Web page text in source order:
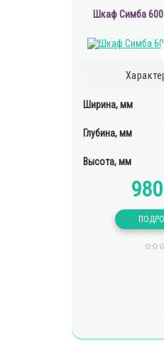
Шкаф Симба
Ширина, мм
Глубина, мм
Высота, мм